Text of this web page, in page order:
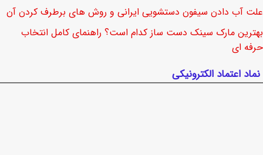
علت آب دادن سیفون دستشویی ایرانی و روش های برطرف کردن آن
بهترین مارک سینک دست ساز کدام است؟ راهنمای کامل انتخاب
حرفه ای
نماد اعتماد الکترونیکی